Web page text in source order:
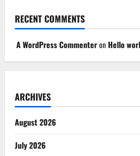
RECENT COMMENTS
A WordPress Commenteron Hello
ARCHIVES
August 2026
July 2026